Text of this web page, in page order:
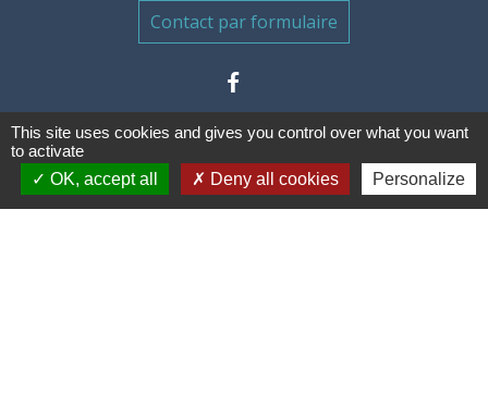
Contact par formulaire
This site uses cookies and gives you control over what you want
to activate
OK, accept all
Deny all cookies Personalize